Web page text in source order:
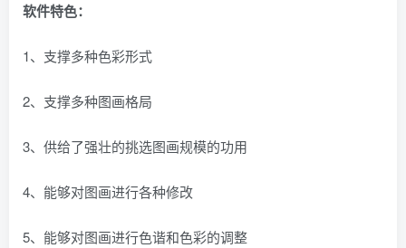
软件特色：
1、支撑多种色彩形式
2、支撑多种图画格局
3、供给了强壮的挑选图画规模的功用
4、能够对图画进行各种修改
5、能够对图画进行色谐和色彩的调整